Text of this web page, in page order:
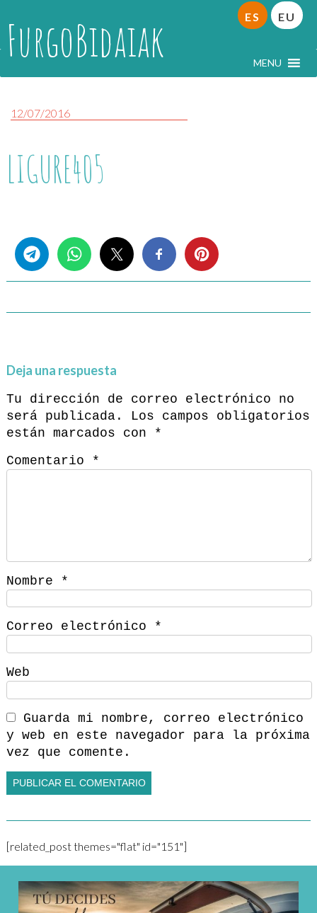
FurgoBidaiak MENU
ES EU
12/07/2016
LIGURE405
Deja una respuesta
Tu dirección de correo electrónico no
será publicada.
Los campos obligatorios
están marcados con
*
Comentario
*
Nombre *
Correo electrónico *
Web
Guarda mi nombre, correo electrónico
y web en este navegador para la próxima
vez que comente.
[related_post themes="flat" id="151"]